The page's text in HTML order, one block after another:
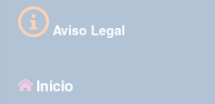
Aviso Legal
Inicio